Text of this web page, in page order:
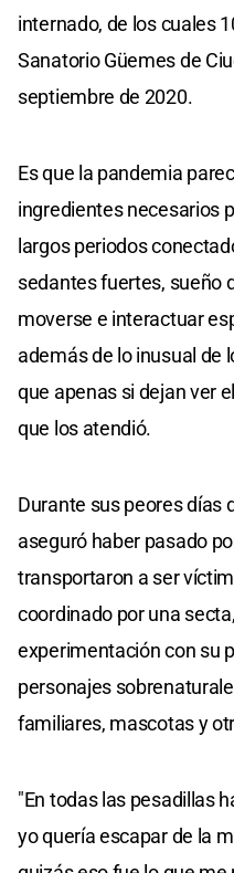
internado, de los cuales
Sanatorio Güemes de
septiembre de 2020.
Es que la pandemia
ingredientes necesarios
largos periodos
sedantes fuertes, sueño
moverse e interactuar
además de lo inusual de
que apenas si dejan ver
que los atendió.
Durante sus peores días
aseguró haber pasado
transportaron a ser
coordinado por una
experimentación con su
personajes
familiares, mascotas y
"En todas las pesadillas
yo quería escapar de la